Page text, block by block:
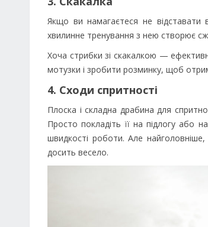
Якщо ви намагаєтеся не відставати
хвилинне тренування з нею створює
Хоча стрибки зі скакалкою —
мотузки і зробити розминку, щоб
4. Сходи спритності
Плоска і складна драбина для
Просто покладіть її на підлогу або
швидкості роботи. Але
досить весело.